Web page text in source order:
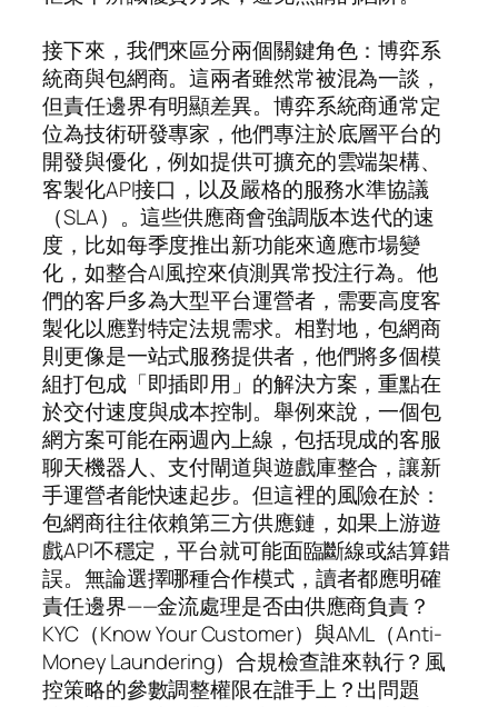
接下來，我們來區分兩個關鍵角色：博弈系
統商與包網商。這兩者雖然常被混為一談，
但責任邊界有明顯差異。博弈系統商通常定
位為技術研發專家，他們專注於底層平台的
開發與優化，例如提供可擴充的雲端架構、
客製化API接口，以及嚴格的服務水準協議
（SLA）。這些供應商會強調版本迭代的速
度，比如每季度推出新功能來適應市場變
化，如整合AI風控來偵測異常投注行為。他
們的客戶多為大型平台運營者，需要高度客
製化以應對特定法規需求。相對地，包網商
則更像是一站式服務提供者，他們將多個模
組打包成「即插即用」的解決方案，重點在
於交付速度與成本控制。舉例來說，一個包
網方案可能在兩週內上線，包括現成的客服
聊天機器人、支付閘道與遊戲庫整合，讓新
手運營者能快速起步。但這裡的風險在於：
包網商往往依賴第三方供應鏈，如果上游遊
戲API不穩定，平台就可能面臨斷線或結算錯
誤。無論選擇哪種合作模式，讀者都應明確
責任邊界——金流處理是否由供應商負責？
KYC（Know Your Customer）與AML（Anti-
Money Laundering）合規檢查誰來執行？風
控策略的參數調整權限在誰手上？出問題